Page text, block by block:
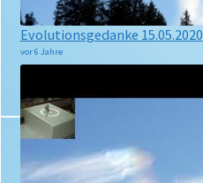
Evolutionsgedanke 15.05.2020
vor 6 Jahre